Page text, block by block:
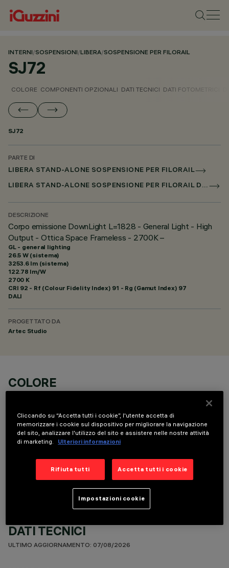
INTERNI/SOSPENSIONI/LIBERA/SOSPENSIONE PER FILORAIL
SJ72
COLORE COMPONENTI OPZIONALI DATI TECNICI DATI FOTOMETRICI
SJ72
PARTE DI
LIBERA STAND-ALONE SOSPENSIONE PER FILORAIL
LIBERA STAND-ALONE SOSPENSIONE PER FILORAIL DALI POWERLINE
DESCRIZIONE
Corpo emissione DownLight L=1828 - General Light - High
Output - Ottica Space Frameless - 2700K –
GL - general lighting
26.5 W (sistema)
3253.6 lm (sistema)
122.78 lm/W
2700 K
CRI 92 - Rf (Colour Fidelity Index) 91 - Rg (Gamut Index) 97
DALI
PROGETTATO DA
Artec Studio
COLORE
COMPONENTI OPZIONALI
DATI TECNICI
ULTIMO AGGIORNAMENTO: 07/08/2026
Cliccando su “Accetta tutti i cookie”, l'utente accetta di
memorizzare i cookie sul dispositivo per migliorare la navigazione
del sito, analizzare l'utilizzo del sito e assistere nelle nostre attività
di marketing.
Ulteriori informazioni
Rifiuta tutti Accetta tutti i cookie
Impostazioni cookie